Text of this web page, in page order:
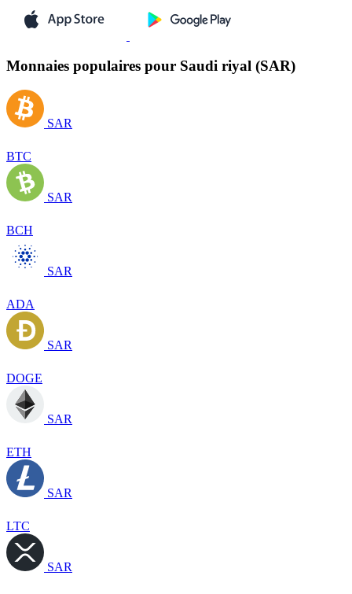
Monnaies populaires pour Saudi riyal (SAR)
SAR
BTC
SAR
BCH
SAR
ADA
SAR
DOGE
SAR
ETH
SAR
LTC
SAR